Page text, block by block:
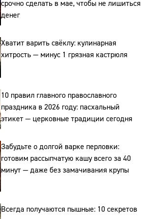
срочно сделать в мае, чтобы не лишиться
денег
Хватит варить свёклу: кулинарная
хитрость — минус 1 грязная кастрюля
10 правил главного православного
праздника в 2026 году: пасхальный
этикет — церковные традиции сегодня
Забудьте о долгой варке перловки:
готовим рассыпчатую кашу всего за 40
минут — даже без замачивания крупы
Всегда получаются пышные: 10 секретов
Сайт: